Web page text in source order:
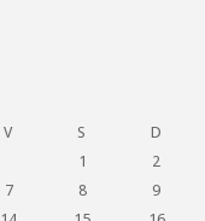
V S
D
1
2
7 8
9